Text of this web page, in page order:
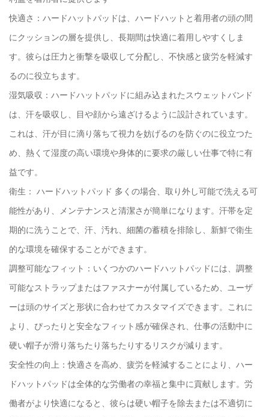
快適さ：ハードハットパッドは、ハードハットと着用者の頭の間
にクッションの層を提供し、長期間は快適に着用しやすくしま
す。彼らは圧力と衝撃を吸収して分配し、不快感と疲労を軽減す
るのに役立ちます。
湿気吸収：ハードハットパッドに組み込まれたスウェットバンド
は、汗を吸収し、目や顔から遠ざけるように設計されています。
これは、汗が目に滴り落ちて視力を妨げるのを防ぐのに役立つた
め、熱くて湿度の高い環境や身体的に要求の厳しい仕事で特に有
益です。
衛生： ハードハットパッド 多くの場合、取り外し可能で洗える可
能性があり、メンテナンスと清潔さが簡単になります。汗帯を定
期的に洗うことで、汗、汚れ、細菌の蓄積を排除し、新鮮で衛生
的な環境を確保することができます。
調整可能なフィット：いくつかのハードハットパッドには、調整
可能なストラップまたはファスナーが付属しているため、ユーザ
ーは頭のサイズと形状に合わせてカスタマイズできます。これに
より、ぴったりと安全なフィット感が確保され、仕事の活動中に
硬い帽子が滑り落ちたり落ちたりするリスクが減ります。
安全性の向上：快適さを高め、疲労を軽減することにより、ハー
ドハットパッドは全体的な労働者の幸福と集中に貢献します。労
働者がより快適になると、彼らは硬い帽子を除去または不適切に